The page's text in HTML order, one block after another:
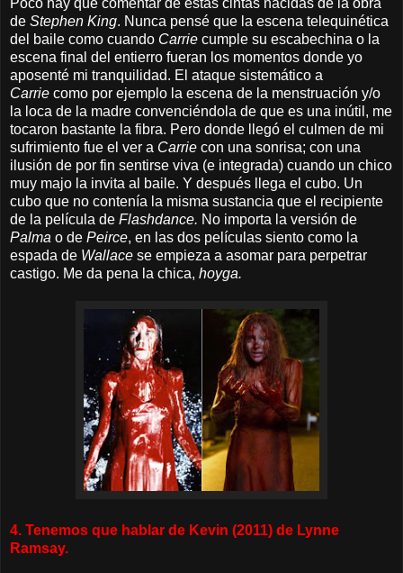
de Stephen King. Nunca pensé que la escena telequinética
del baile como cuando Carrie cumple su escabechina o la
escena final del entierro fueran los momentos donde yo
aposenté mi tranquilidad. El ataque sistemático a
Carrie como por ejemplo la escena de la menstruación y/o
la loca de la madre convenciéndola de que es una inútil, me
tocaron bastante la fibra. Pero donde llegó el culmen de mi
sufrimiento fue el ver a Carrie con una sonrisa; con una
ilusión de por fin sentirse viva (e integrada) cuando un chico
muy majo la invita al baile. Y después llega el cubo. Un
cubo que no contenía la misma sustancia que el recipiente
de la película de Flashdance. No importa la versión de
Palma o de Peirce, en las dos películas siento como la
espada de Wallace se empieza a asomar para perpetrar
castigo. Me da pena la chica, hoyga.
4. Tenemos que hablar de Kevin (2011) de Lynne
Ramsay.